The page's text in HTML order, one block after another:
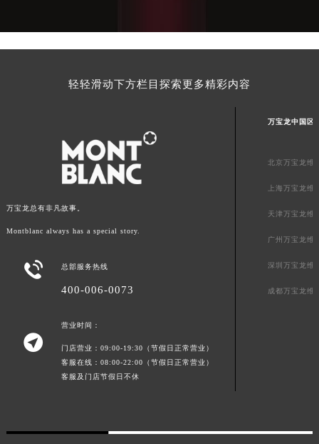
轻轻滑动下方栏目探索更多精彩内容
万宝龙总有非凡故事。
Montblanc always has a special story.
 总部服务热线
400-006-0073

营业时间：
门店营业：09:00-19:30（节假日正常营业）
客服在线：08:00-22:00（节假日正常营业）
客服及门店节假日不休
万宝龙中国区
北京万宝龙维
上海万宝龙维
天津万宝龙维
广州万宝龙维
深圳万宝龙维
成都万宝龙维